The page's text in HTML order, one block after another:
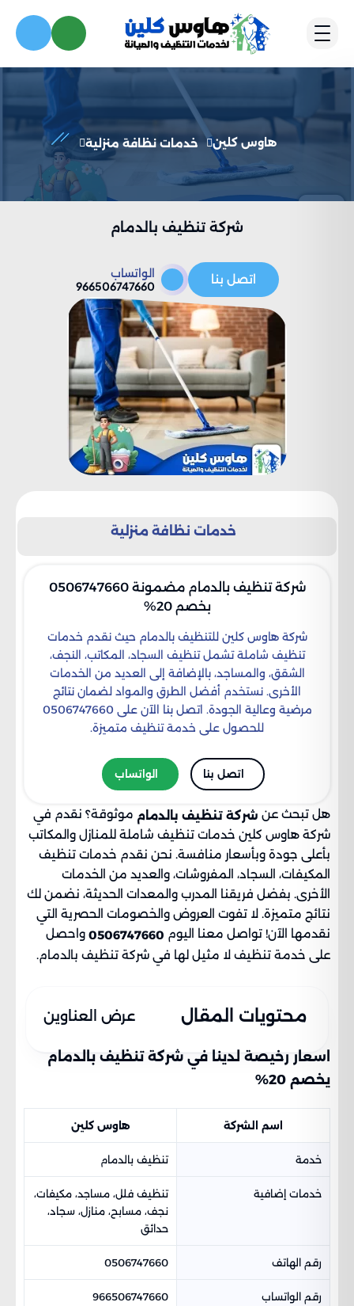
هاوس كلين خدمات نظافة منزلية
شركة تنظيف بالدمام
اتصل بنا
الواتساب
966506747660
خدمات نظافة منزلية
شركة تنظيف بالدمام مضمونة 0506747660
بخصم 20%
شركة هاوس كلين للتنظيف بالدمام حيث نقدم خدمات
تنظيف شاملة تشمل تنظيف السجاد، المكاتب، النجف،
الشقق، والمساجد، بالإضافة إلى العديد من الخدمات
الأخرى. نستخدم أفضل الطرق والمواد لضمان نتائج
مرضية وعالية الجودة. اتصل بنا الآن على 0506747660
للحصول على خدمة تنظيف متميزة.
اتصل بنا الواتساب
هل تبحث عن شركة تنظيف بالدمام موثوقة؟ نقدم في
شركة هاوس كلين خدمات تنظيف شاملة للمنازل والمكاتب
بأعلى جودة وبأسعار منافسة. نحن نقدم خدمات تنظيف
المكيفات، السجاد، المفروشات، والعديد من الخدمات
الأخرى. بفضل فريقنا المدرب والمعدات الحديثة، نضمن لك
نتائج متميزة. لا تفوت العروض والخصومات الحصرية التي
نقدمها الآن! تواصل معنا اليوم 0506747660 واحصل
على خدمة تنظيف لا مثيل لها في شركة تنظيف بالدمام.
محتويات المقال عرض العناوين
اسعار رخيصة لدينا في شركة تنظيف بالدمام
يخصم 20%
اسم الشركة هاوس كلين
خدمة تنظيف بالدمام
خدمات إضافية
تنظيف فلل، مساجد، مكيفات،
نجف، مسابح، منازل، سجاد،
حدائق
رقم الهاتف 0506747660
رقم الواتساب 966506747660